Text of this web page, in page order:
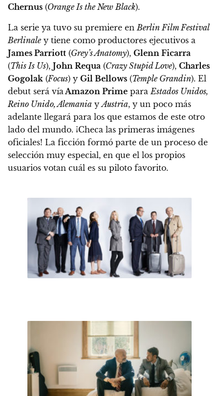
Chernus (Orange Is the New Black).
La serie ya tuvo su premiere enBerlin Film Festival
Berlinale y tiene como productores ejecutivos a
James Parriott (Grey’s Anatomy), Glenn Ficarra
(This Is Us), John Requa (Crazy Stupid Love), Charles
Gogolak (Focus) y Gil Bellows (Temple Grandin). El
debut será víaAmazon Prime paraEstados Unidos,
Reino Unido, Alemania yAustria, y un poco más
adelante llegará para los que estamos de este otro
lado del mundo. ¡Checa las primeras imágenes
oficiales! La ficción formó parte de un proceso de
selección muy especial, en que el los propios
usuarios votan cuál es su piloto favorito.